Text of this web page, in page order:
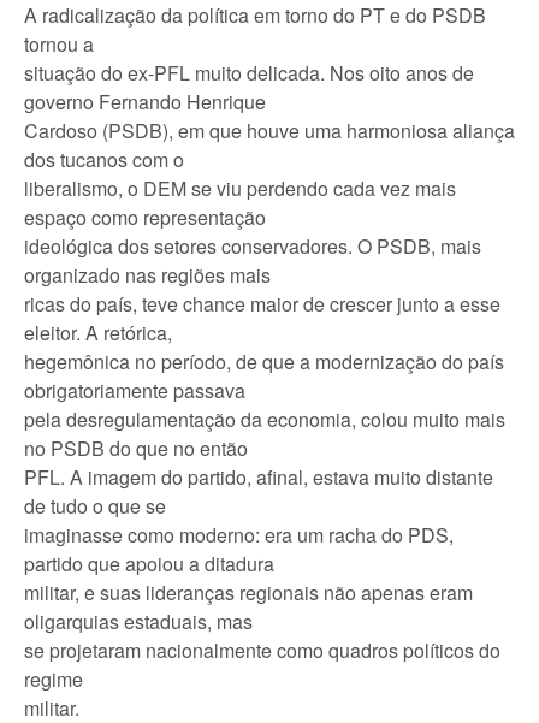
A radicalização da política em torno do PT e do PSDB
tornou a
situação do ex-PFL muito delicada. Nos oito anos de
governo Fernando Henrique
Cardoso (PSDB), em que houve uma harmoniosa aliança
dos tucanos com o
liberalismo, o DEM se viu perdendo cada vez mais
espaço como representação
ideológica dos setores conservadores. O PSDB, mais
organizado nas regiões mais
ricas do país, teve chance maior de crescer junto a esse
eleitor. A retórica,
hegemônica no período, de que a modernização do país
obrigatoriamente passava
pela desregulamentação da economia, colou muito mais
no PSDB do que no então
PFL. A imagem do partido, afinal, estava muito distante
de tudo o que se
imaginasse como moderno: era um racha do PDS,
partido que apoiou a ditadura
militar, e suas lideranças regionais não apenas eram
oligarquias estaduais, mas
se projetaram nacionalmente como quadros políticos do
regime
militar.